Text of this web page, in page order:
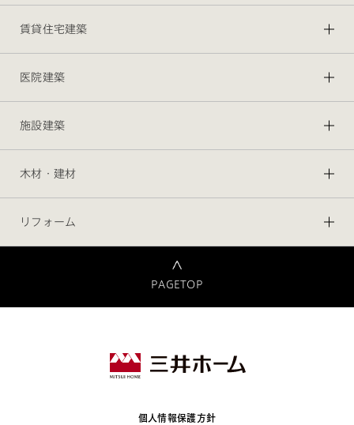
賃貸住宅建築
医院建築
施設建築
木材・建材
リフォーム
PAGETOP
個人情報保護方針